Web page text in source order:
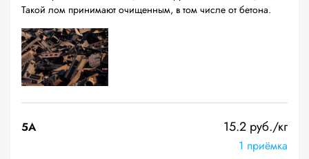
Такой лом принимают очищенным, в том числе от бетона.
5А 15.2 руб./кг
1 приёмка